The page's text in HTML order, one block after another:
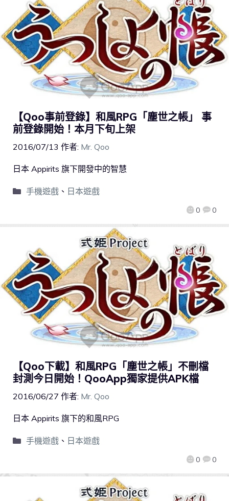
【Qoo事前登錄】和風RPG「塵世之帳」 事
前登錄開始！本月下旬上架
2016/07/13 作者: Mr. Qoo
0 0
日本 Appirits 旗下開發中的智慧
手機遊戲、 日本遊戲
【Qoo下載】和風RPG「塵世之帳」不刪檔
封測今日開始！QooApp獨家提供APK檔
2016/06/27 作者: Mr. Qoo
0 0
日本 Appirits 旗下的和風RPG
手機遊戲、 日本遊戲